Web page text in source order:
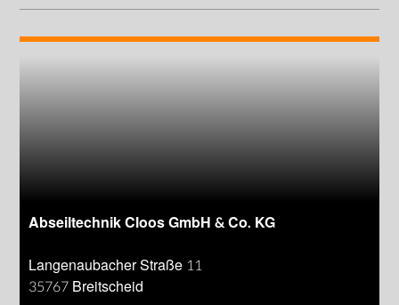
Abseiltechnik Cloos GmbH & Co. KG
Langenaubacher Straße 11
35767 Breitscheid